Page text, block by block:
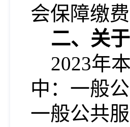
会保障缴
二、关于
2023年
中：一般
一般公共